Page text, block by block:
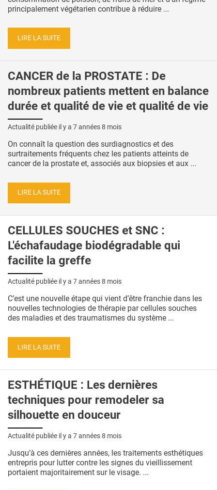
principalement végétarien contribue à réduire ...
LIRE LA SUITE
CANCER de la PROSTATE : De
nombreux patients mettent en balance
durée et qualité de vie et qualité de vie
Actualité publiée il y a 7 années 8 mois
On connaît la question des surdiagnostics et des
surtraitements fréquents chez les patients atteints de
cancer de la prostate et, associés aux biopsies et aux ...
LIRE LA SUITE
CELLULES SOUCHES et SNC :
L'échafaudage biodégradable qui
facilite la greffe
Actualité publiée il y a 7 années 8 mois
C’est une nouvelle étape qui vient d’être franchie dans les
nouvelles technologies de thérapie par cellules souches
des maladies et des traumatismes du système ...
LIRE LA SUITE
ESTHÉTIQUE : Les dernières
techniques pour remodeler sa
silhouette en douceur
Actualité publiée il y a 7 années 8 mois
Jusqu’à ces dernières années, les traitements esthétiques
entrepris pour lutter contre les signes du vieillissement
portaient majoritairement sur le visage. ...